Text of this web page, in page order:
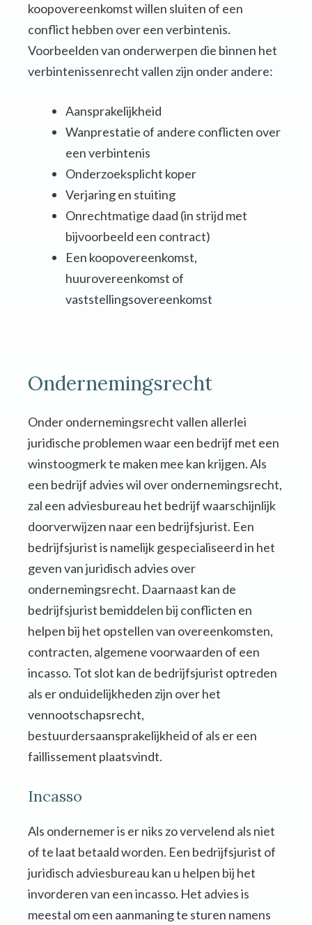
koopovereenkomst willen sluiten of een
conflict hebben over een verbintenis.
Voorbeelden van onderwerpen die binnen het
verbintenissenrecht vallen zijn onder andere:
Aansprakelijkheid
Wanprestatie of andere conflicten over
een verbintenis
Onderzoeksplicht koper
Verjaring en stuiting
Onrechtmatige daad (in strijd met
bijvoorbeeld een contract)
Een koopovereenkomst,
huurovereenkomst of
vaststellingsovereenkomst
Ondernemingsrecht
Onder ondernemingsrecht vallen allerlei
juridische problemen waar een bedrijf met een
winstoogmerk te maken mee kan krijgen. Als
een bedrijf advies wil over ondernemingsrecht,
zal een adviesbureau het bedrijf waarschijnlijk
doorverwijzen naar een bedrijfsjurist. Een
bedrijfsjurist is namelijk gespecialiseerd in het
geven van juridisch advies over
ondernemingsrecht. Daarnaast kan de
bedrijfsjurist bemiddelen bij conflicten en
helpen bij het opstellen van overeenkomsten,
contracten, algemene voorwaarden of een
incasso. Tot slot kan de bedrijfsjurist optreden
als er onduidelijkheden zijn over het
vennootschapsrecht,
bestuurdersaansprakelijkheid of als er een
faillissement plaatsvindt.
Incasso
Als ondernemer is er niks zo vervelend als niet
of te laat betaald worden. Een bedrijfsjurist of
juridisch adviesbureau kan u helpen bij het
invorderen van een incasso. Het advies is
meestal om een aanmaning te sturen namens